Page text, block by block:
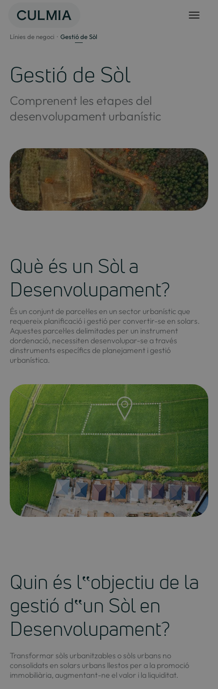
Línies de negoci Gestió de Sòl
Gestió de Sòl
Comprenent les etapes del
desenvolupament urbanístic
Què és un Sòl a
Desenvolupament?
És un conjunt de parcel·les en un sector urbanístic que
requereix planificació i gestió per convertir-se en solars.
Aquestes parcel·les delimitades per un instrument
dordenació, necessiten desenvolupar-se a través
dinstruments específics de planejament i gestió
urbanística.
Quin és l‟objectiu de la
gestió d‟un Sòl en
Desenvolupament?
Transformar sòls urbanitzables o sòls urbans no
consolidats en solars urbans llestos per a la promoció
immobiliària, augmentant-ne el valor i la liquiditat.